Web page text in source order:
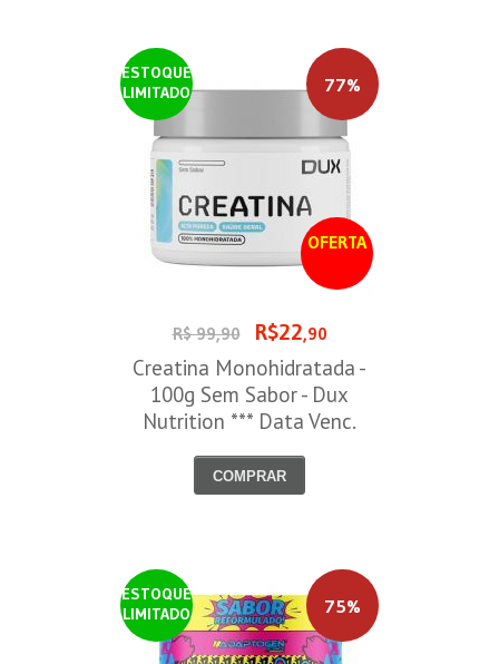
ESTOQUE
LIMITADO
OFERTA
77%
R$ 99,90 R$22,90
Creatina Monohidratada -
100g Sem Sabor - Dux
Nutrition *** Data Venc.
COMPRAR
ESTOQUE
LIMITADO
75%